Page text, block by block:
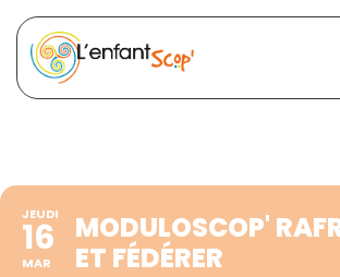
JEUDI
16
MAR
MODULOSCOP'
ET FÉDÉRER